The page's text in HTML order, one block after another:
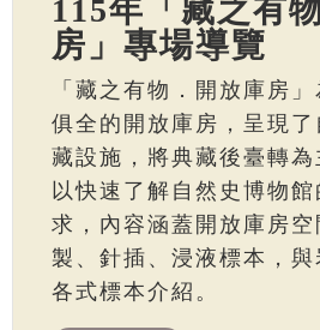
115年「藏之有
房」專場導覽
「藏之有物．開放庫房
俱全的開放庫房，呈現
藏設施，將典藏後臺轉
以快速了解自然史博物
求，內容涵蓋開放庫房空
製、針插、浸液標本，
各式標本介紹。